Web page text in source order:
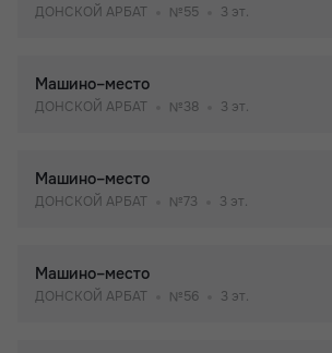
ДОНСКОЙ АРБАТ №55 3 эт.
Машино–место
ДОНСКОЙ АРБАТ №38 3 эт.
Машино–место
ДОНСКОЙ АРБАТ №73 3 эт.
Машино–место
ДОНСКОЙ АРБАТ №56 3 эт.